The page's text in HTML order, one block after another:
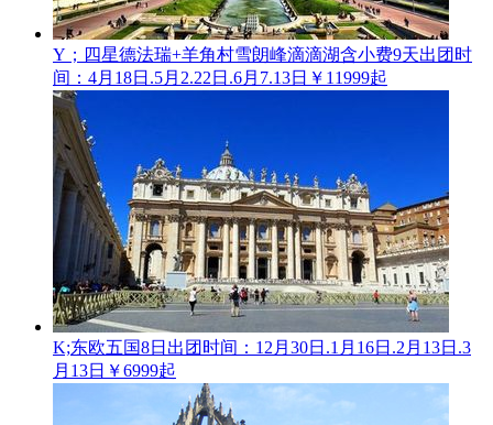
Y；四星德法瑞+羊角村雪朗峰滴滴湖含小费9天出团时
间：4月18日.5月2.22日.6月7.13日 ￥11999起
K;东欧五国8日 出团时间：12月30日.1月16日.2月13日.3
月13日 ￥6999起